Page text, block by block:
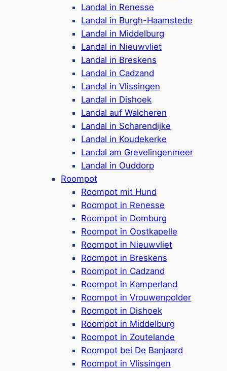
Landal in Renesse
Landal in Burgh-Haamstede
Landal in Middelburg
Landal in Nieuwvliet
Landal in Breskens
Landal in Cadzand
Landal in Vlissingen
Landal in Dishoek
Landal auf Walcheren
Landal in Scharendijke
Landal in Koudekerke
Landal am Grevelingenmeer
Landal in Ouddorp
Roompot
Roompot mit Hund
Roompot in Renesse
Roompot in Domburg
Roompot in Oostkapelle
Roompot in Nieuwvliet
Roompot in Breskens
Roompot in Cadzand
Roompot in Kamperland
Roompot in Vrouwenpolder
Roompot in Dishoek
Roompot in Middelburg
Roompot in Zoutelande
Roompot bei De Banjaard
Roompot in Vlissingen
Roompot Bos en Duin
Ferienpark inOostkapelle
Ferienunterkünfte für 4-6 Personen
Hundefreie und hundefreundliche Häuser
(bis zu 2 Hunde pro Unterkunft)
Einige Ferienhäuser verfügen über einen
umzäunten Garten
Es gibt keine eigenen Einrichtungen im
Zugang zu Einrichtungen im Ferienpark
Hof Domburg*
Dort vorhanden: Indoor-Spielplatz,
Lasergame-Zone, Tennisplatz & mehr
Auch dort vorhanden: Badeparadies mit
Hallenbad & Wellnessbereich
Ca. 750 Meter bis zum Strand
Google Rezensionen:4,2 Sterne
Bewertungen)
Mehr ansehen*
Residence Wijngaerde